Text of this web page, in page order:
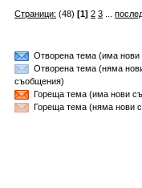
Страници: (48)[1] 2 3 ...
Отворена тема (има
Отворена тема (няма
съобщения)
Гореща тема (има нови
Гореща тема (няма нови